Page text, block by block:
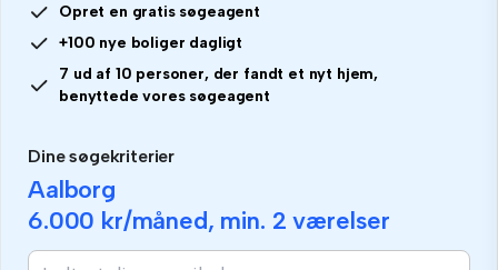
Opret en gratis søgeagent
+100 nye boliger dagligt
7 ud af 10 personer, der fandt et nyt hjem,
benyttede vores søgeagent
Dine søgekriterier
Aalborg
6.000 kr/måned, min. 2 værelser
Hvis